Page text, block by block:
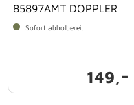
85897AMT DOPPLER
Sofort abholbereit
149,-